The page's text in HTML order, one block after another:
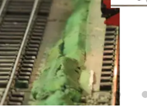
NEU IM
Ihr
Neu